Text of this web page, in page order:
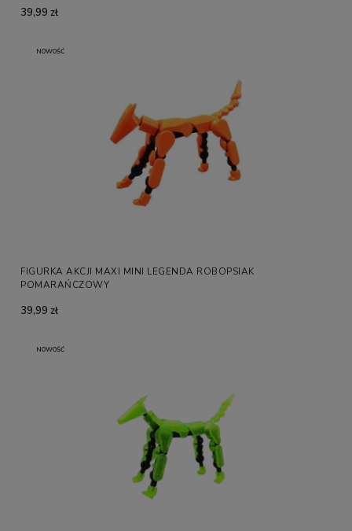
39,99 zł
FIGURKA AKCJI MAXI MINI LEGENDA ROBOPSIAK
POMARAŃCZOWY
39,99 zł
NOWOŚĆ
NOWOŚĆ